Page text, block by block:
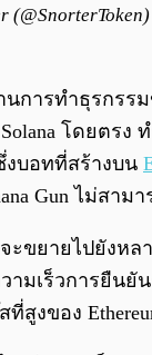
(@SnorterToken)
การทำธุรกรรม
โดยตรง
บอทที่สร้างบน
Gun ไม่สาม
ะขยายไปยังหล
ามเร็วการยืนยั
สูงของ